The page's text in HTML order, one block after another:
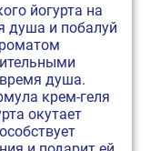
йогурта на
душа и побалуй
душа.
крем-геля
окутает